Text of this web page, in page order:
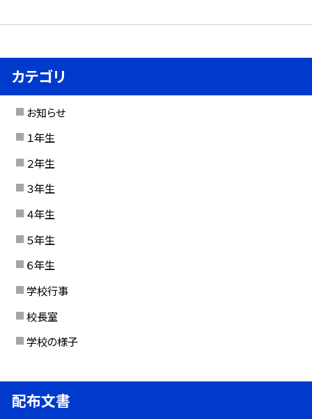
カテゴリ
お知らせ
１年生
２年生
３年生
４年生
５年生
６年生
学校行事
校長室
学校の様子
配布文書